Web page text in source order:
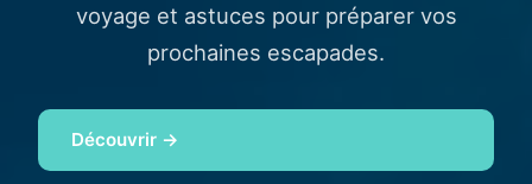
voyage et astuces pour préparer vos
prochaines escapades.
Découvrir →